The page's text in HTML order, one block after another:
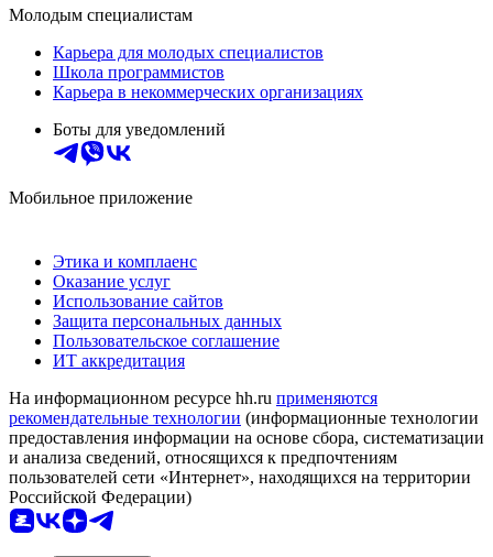
Молодым специалистам
Карьера для молодых специалистов
Школа программистов
Карьера в некоммерческих организациях
Боты для уведомлений
Мобильное приложение
Этика и комплаенс
Оказание услуг
Использование сайтов
Защита персональных данных
Пользовательское соглашение
ИТ аккредитация
На информационном ресурсе hh.ru применяются
рекомендательные технологии (информационные технологии
предоставления информации на основе сбора, систематизации
и анализа сведений, относящихся к предпочтениям
пользователей сети «Интернет», находящихся на территории
Российской Федерации)